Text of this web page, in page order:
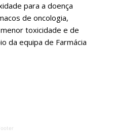
para a doença
de oncologia,
toxicidade e de
da equipa de Farmácia